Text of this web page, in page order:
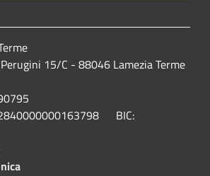
15/C - 88046 Lamezia Terme
BIC: